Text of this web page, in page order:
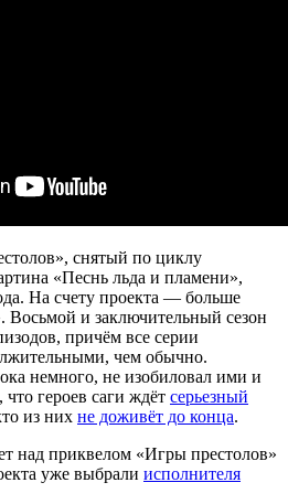
снятый по циклу
«Песнь льда и пламени»,
На счету проекта — больше
и заключительный сезон
причём все серии
чем обычно.
немного, не изобиловал ими и
что героев саги ждёт серьезный
из них не доживёт до конца.
над приквелом «Игры престолов»
уже выбрали исполнителя